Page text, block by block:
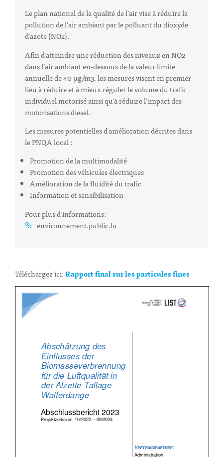
Le plan national de la qualité de l’air vise à réduire la
pollution de l’air ambiant par le polluant du dioxyde
d’azote (NO2).
Afin d’atteindre une réduction des niveaux en NO2
dans l’air ambiant en-dessous de la valeur limite
annuelle de 40 µg/m3, les mesures visent en premier
lieu à réduire et à mieux réguler le volume du trafic
individuel motorisé ainsi qu’à réduire l’impact des
motorisations diesel.
Les mesures potentielles d’amélioration décrites dans
le PNQA local :
Promotion de la multimodalité
Promotion des véhicules électriques
Amélioration de la fluidité du trafic
Information et sensibilisation
Pour plus d’informations:
environnement.public.lu
Téléchargez ici:Rapport final sur les particules fines